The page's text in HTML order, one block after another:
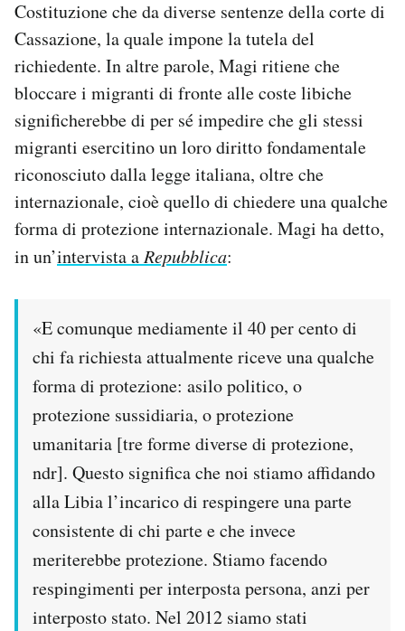
Costituzione che da diverse sentenze della corte di
Cassazione, la quale impone la tutela del
richiedente. In altre parole, Magi ritiene che
bloccare i migranti di fronte alle coste libiche
significherebbe di per sé impedire che gli stessi
migranti esercitino un loro diritto fondamentale
riconosciuto dalla legge italiana, oltre che
internazionale, cioè quello di chiedere una qualche
forma di protezione internazionale. Magi ha detto,
in un’intervista aRepubblica:
«E comunque mediamente il 40 per cento di
chi fa richiesta attualmente riceve una qualche
forma di protezione: asilo politico, o
protezione sussidiaria, o protezione
umanitaria [tre forme diverse di protezione,
ndr]. Questo significa che noi stiamo affidando
alla Libia l’incarico di respingere una parte
consistente di chi parte e che invece
meriterebbe protezione. Stiamo facendo
respingimenti per interposta persona, anzi per
interposto stato. Nel 2012 siamo stati